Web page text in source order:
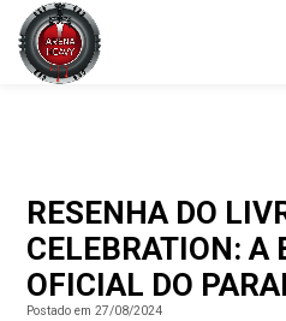
RESENHA DO
CELEBRATION: A
OFICIAL DO
Postado em 27/08/2024